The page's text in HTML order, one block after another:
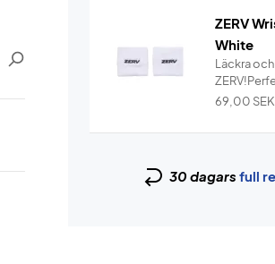
ZERV
White
Läckra
69,00 SEK
30 dagars full